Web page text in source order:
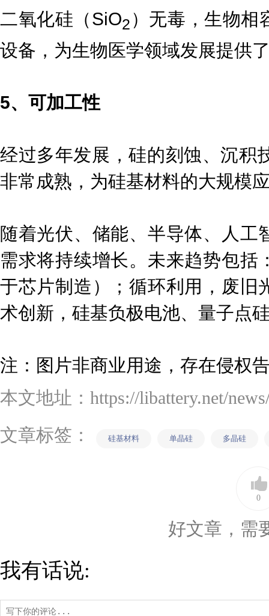
二氧化硅（SiO2 ）无毒，生物相
设备，为生物医学领域发展提供
5、可加工性
经过多年发展，硅的刻蚀、沉积
非常成熟，为硅基材料的大规模
随着光伏、储能、半导体、人工
需求将持续增长。未来趋势包括
于芯片制造）；循环利用，废旧
术创新，硅基负极电池、量子点
注：图片非商业用途，存在侵权
本文地址：https://libattery.net/
文章标签：
硅基材料 单晶硅 多晶硅
0
好文章，需
我有话说: